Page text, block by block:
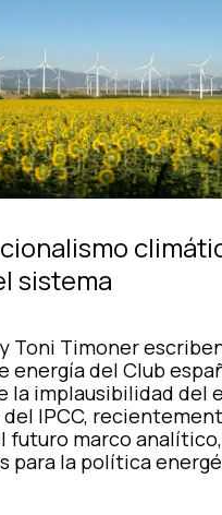
sistema
Toni Timoner
energía del Club
la implausibilidad del
del IPCC,
futuro marco analítico,
para la política